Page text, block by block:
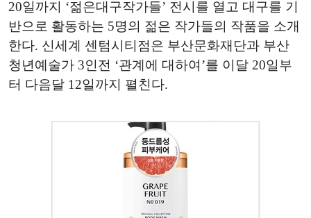
20일까지 ‘젊은대구작가들’ 전시를 열고 대구를 기
반으로 활동하는 5명의 젊은 작가들의 작품을 소개
한다. 신세계 센텀시티점은 부산문화재단과 부산
청년예술가 3인전 ‘관계에 대하여’를 이달 20일부
터 다음달 12일까지 펼친다.